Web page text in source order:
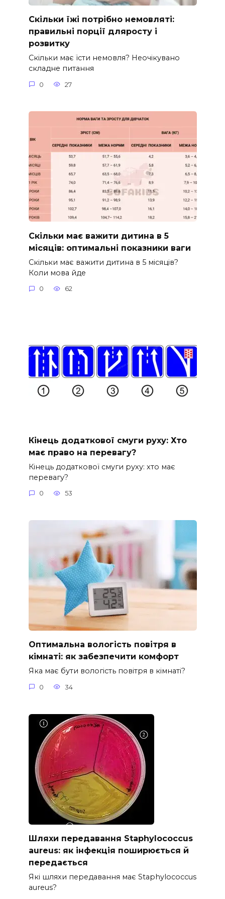
Скільки їжі потрібно немовляті:
правильні порції дляросту і
розвитку
Скільки має їсти немовля? Неочікувано
складне питання
0 27
Скільки має важити дитина в 5
місяців: оптимальні показники ваги
Скільки має важити дитина в 5 місяців?
Коли мова йде
0 62
Кінець додаткової смуги руху: Хто
має право на перевагу?
Кінець додаткової смуги руху: хто має
перевагу?
0 53
Оптимальна вологість повітря в
кімнаті: як забезпечити комфорт
Яка має бути вологість повітря в кімнаті?
0 34
Шляхи передавання Staphylococcus
aureus: як інфекція поширюється й
передається
Які шляхи передавання має Staphylococcus
aureus?